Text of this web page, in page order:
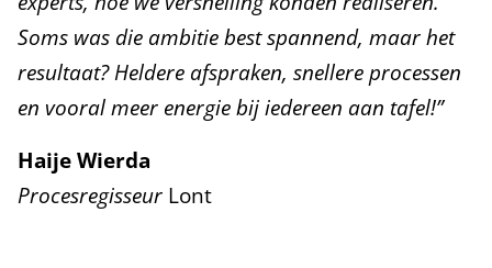
Soms was die ambitie best spannend, maar het
resultaat? Heldere afspraken, snellere processen
en vooral meer energie bij iedereen aan tafel!”
Haije Wierda
Procesregisseur Lont